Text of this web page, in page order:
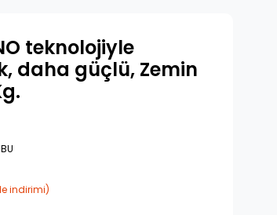
teknolojiyle
daha güçlü, Zemin
indirimi)